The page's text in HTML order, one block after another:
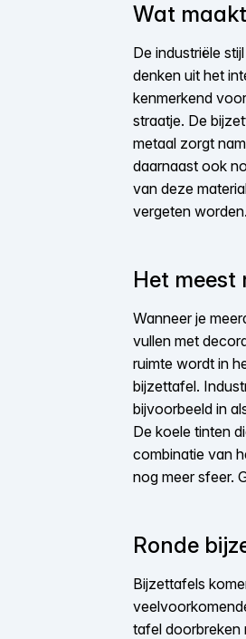
Wat
De industriële
denken uit het
kenmerkend
straatje. De
metaal zorgt
daarnaast ook
van deze
vergeten
Het
Wanneer je
vullen met
ruimte wordt in
bijzettafel.
bijvoorbeeld in
De koele tinten
combinatie van
nog meer sfeer.
Ronde
Bijzettafels
tafel doorbreken